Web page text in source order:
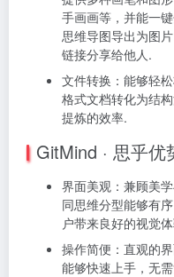
手画画等，并能一
思维导图导出为图
链接分享给他人.
文件转换：能够轻
格式文档转化为结
提炼的效率.
GitMind · 思乎优
界面美观：兼顾美
同思维分型能够有
户带来良好的视觉
操作简便：直观的
能够快速上手，无